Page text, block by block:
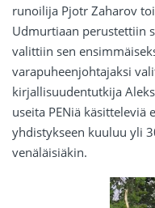
runoilija Pjotr Zaharov
Udmurtiaan perustettiin
valittiin sen
varapuheenjohtajaksi
kirjallisuudentutkija
useita PENiä käsitteleviä
yhdistykseen kuuluu yli
venäläisiäkin.